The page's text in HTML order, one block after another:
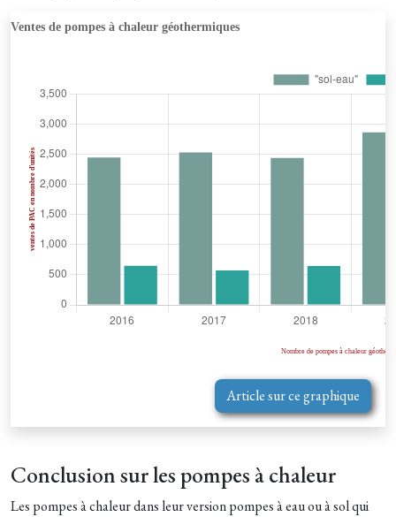
Article sur ce graphique
Conclusion sur les pompes à chaleur
Les pompes à chaleur dans leur version pompes à eau ou à sol qui